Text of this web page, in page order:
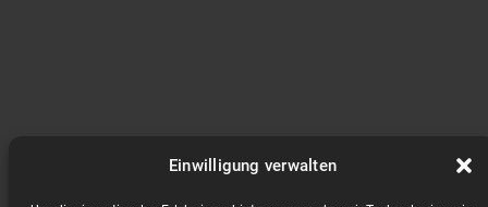
Einwilligung verwalten